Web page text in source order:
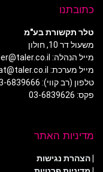
כתובתנו
טלר תקשורת בע"מ
משעול דר 10, חולון
מייל הנהלה: taler@taler.co.il
מייל מערכת: anat@taler.co.il
טלפון (רב קווי): 03-6839666
פקס: 03-6839626
מדיניות האתר
|הצהרת נגישות